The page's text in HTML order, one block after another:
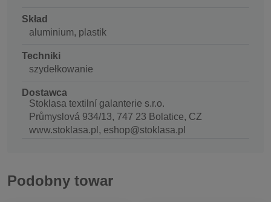
Skład
aluminium, plastik
Techniki
szydełkowanie
Dostawca
Stoklasa textilní galanterie s.r.o.
Průmyslová 934/13, 747 23 Bolatice, CZ
www.stoklasa.pl, eshop@stoklasa.pl
Podobny towar